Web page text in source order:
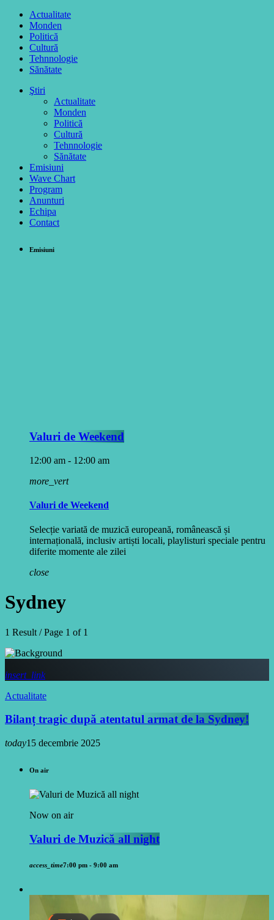
Actualitate
Monden
Politică
Cultură
Tehnnologie
Sănătate
Ştiri
Actualitate
Monden
Politică
Cultură
Tehnnologie
Sănătate
Emisiuni
Wave Chart
Program
Anunturi
Echipa
Contact
Emisiuni
Valuri de Weekend
12:00 am - 12:00 am
more_vert
Valuri de Weekend
Selecție variată de muzică europeană, românească și
internațională, inclusiv artiști locali, playlisturi speciale pentru
diferite momente ale zilei
close
Sydney
1 Result / Page 1 of 1
insert_link
Actualitate
Bilanț tragic după atentatul armat de la Sydney!
today15 decembrie 2025
On air
Now on air
Valuri de Muzică all night
access_time7:00 pm - 9:00 am